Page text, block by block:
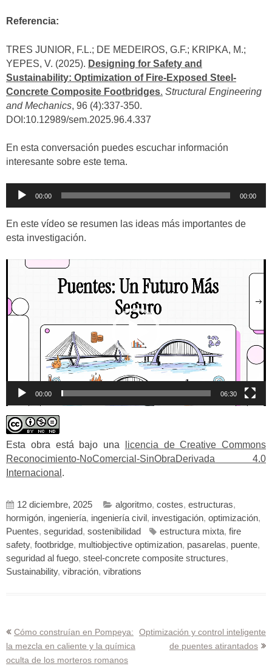
Referencia:
TRES JUNIOR, F.L.; DE MEDEIROS, G.F.; KRIPKA, M.;
YEPES, V. (2025). Designing for Safety and
Sustainability: Optimization of Fire-Exposed Steel-
Concrete Composite Footbridges. Structural Engineering
and Mechanics, 96 (4):337-350.
DOI:10.12989/sem.2025.96.4.337
En esta conversación puedes escuchar información
interesante sobre este tema.
Reproductor
audio
00:00 00:00
En este vídeo se resumen las ideas más importantes de
esta investigación.
Reproductor
00:00 06:30
Esta obra está bajo una
licencia de Creative Commons
Reconocimiento-NoComercial-SinObraDerivada 4.0
Internacional .
12 diciembre, 2025 algoritmo, costes, estructuras,
hormigón, ingeniería, ingeniería civil , investigación, optimización,
Puentes, seguridad, sostenibilidad estructura mixta, fire
safety, footbridge, multiobjective optimization, pasarelas, puente,
seguridad al fuego, steel-concrete composite structures,
Sustainability, vibración, vibrations
Navegación
de
Cómo construían en Pompeya:
la mezcla en caliente y la química
oculta de los morteros romanos
Optimización y control inteligente
de puentes atirantados